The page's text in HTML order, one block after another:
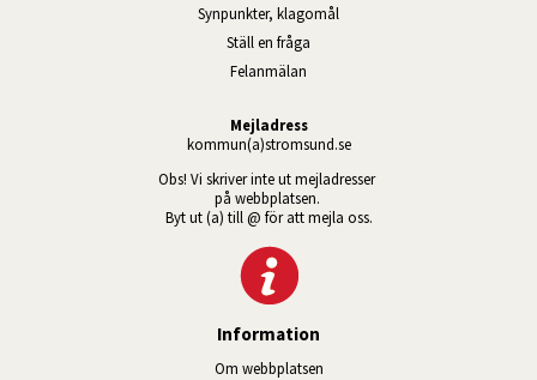
Synpunkter, klagomål
Ställ en fråga
Felanmälan
Mejladress
kommun(a)stromsund.se
Obs! Vi skriver inte ut mejladresser
på webbplatsen.
Byt ut (a) till @ för att mejla oss.
Information
Om webbplatsen